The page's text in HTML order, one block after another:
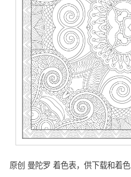
原创 曼陀罗 着色表，供下载和着色